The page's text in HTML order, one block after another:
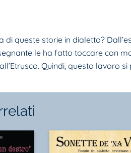
di queste storie in dialetto?
le ha fatto toccare con
Quindi, questo lavoro